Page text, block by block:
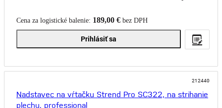
Cena za logistické balenie: 189,00 € bez DPH
Prihlásiť sa
212440
Nadstavec na vŕtačku Strend Pro SC322, na strihanie
plechu, professional